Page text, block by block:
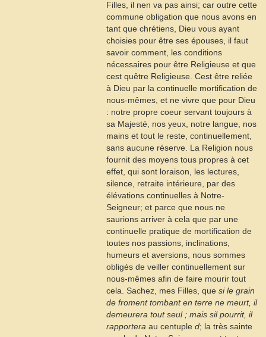
Filles, il nen va pas ainsi; car outre cette
commune obligation que nous avons en
tant que chrétiens, Dieu vous ayant
choisies pour être ses épouses, il faut
savoir comment, les conditions
nécessaires pour être Religieuse et que
cest quêtre Religieuse. Cest être reliée
à Dieu par la continuelle mortification de
nous-mêmes, et ne vivre que pour Dieu
: notre propre coeur servant toujours à
sa Majesté, nos yeux, notre langue, nos
mains et tout le reste, continuellement,
sans aucune réserve. La Religion nous
fournit des moyens tous propres à cet
effet, qui sont loraison, les lectures,
silence, retraite intérieure, par des
élévations continuelles à Notre-
Seigneur; et parce que nous ne
saurions arriver à cela que par une
continuelle pratique de mortification de
toutes nos passions, inclinations,
humeurs et aversions, nous sommes
obligés de veiller continuellement sur
nous-mêmes afin de faire mourir tout
cela. Sachez, mes Filles, que si le grain
de froment tombant en terre ne meurt, il
demeurera tout seul ; mais sil pourrit, il
rapportera au centuple d; la très sainte